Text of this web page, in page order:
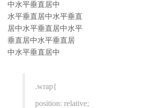
中水平垂直居中
水平垂直居中水平垂直
居中水平垂直居中水平
垂直居中水平垂直居
中水平垂直居中
.wrap{
position: relative;